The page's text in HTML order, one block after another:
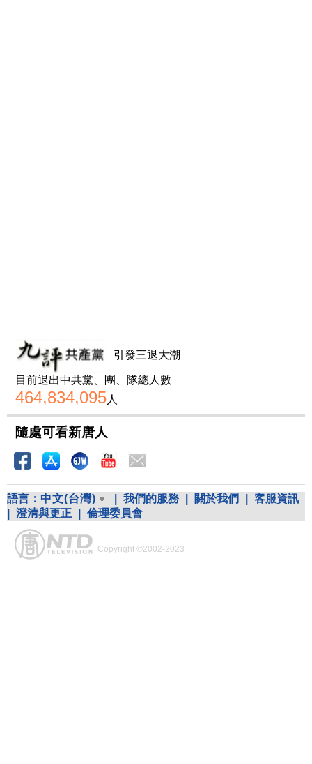
引發三退大潮
目前退出中共黨、團、隊總人數
464,834,095人
隨處可看新唐人
語言： 中文(台灣) 我們的服務 關於我們
客服資訊
澄清與更正 倫理委員會
Copyright ©2002-2023